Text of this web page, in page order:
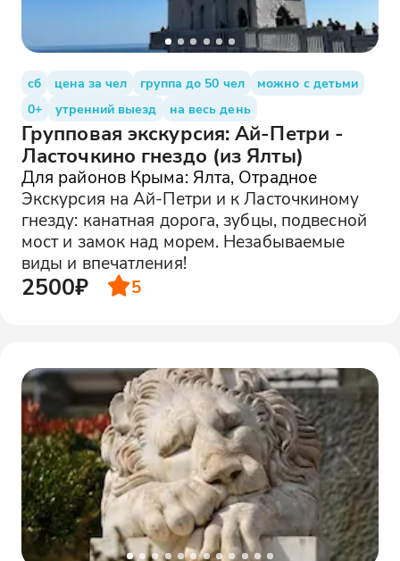
сб цена за чел группа до 50 чел
можно с детьми
0+
утренний выезд на весь день
Групповая экскурсия: Ай-Петри -
Ласточкино гнездо (из Ялты)
Для районов Крыма: Ялта, Отрадное
Экскурсия на Ай-Петри и к Ласточкиному
гнезду: канатная дорога, зубцы, подвесной
мост и замок над морем. Незабываемые
виды и впечатления!
2500₽ 5